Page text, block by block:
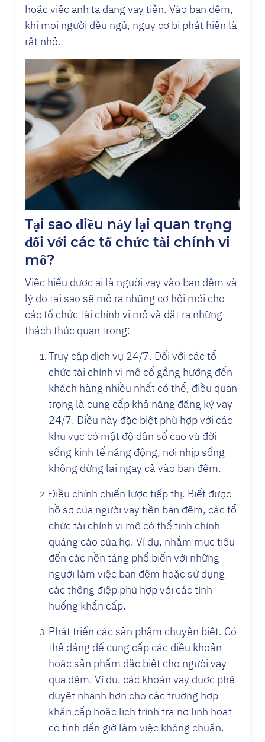
hoặc việc anh ta đang vay tiền. Vào ban đêm,
khi mọi người đều ngủ, nguy cơ bị phát hiện là
rất nhỏ.
Tại sao điều này lại quan trọng
đối với các tổ chức tài chính vi
mô?
Việc hiểu được ai là người vay vào ban đêm và
lý do tại sao sẽ mở ra những cơ hội mới cho
các tổ chức tài chính vi mô và đặt ra những
thách thức quan trọng:
Truy cập dịch vụ 24/7. Đối với các tổ
chức tài chính vi mô cố gắng hướng đến
khách hàng nhiều nhất có thể, điều quan
trọng là cung cấp khả năng đăng ký vay
24/7. Điều này đặc biệt phù hợp với các
khu vực có mật độ dân số cao và đời
sống kinh tế năng động, nơi nhịp sống
không dừng lại ngay cả vào ban đêm.
Điều chỉnh chiến lược tiếp thị. Biết được
hồ sơ của người vay tiền ban đêm, các tổ
chức tài chính vi mô có thể tinh chỉnh
quảng cáo của họ. Ví dụ, nhắm mục tiêu
đến các nền tảng phổ biến với những
người làm việc ban đêm hoặc sử dụng
các thông điệp phù hợp với các tình
huống khẩn cấp.
Phát triển các sản phẩm chuyên biệt. Có
thể đáng để cung cấp các điều khoản
hoặc sản phẩm đặc biệt cho người vay
qua đêm. Ví dụ, các khoản vay được phê
duyệt nhanh hơn cho các trường hợp
khẩn cấp hoặc lịch trình trả nợ linh hoạt
có tính đến giờ làm việc không chuẩn.